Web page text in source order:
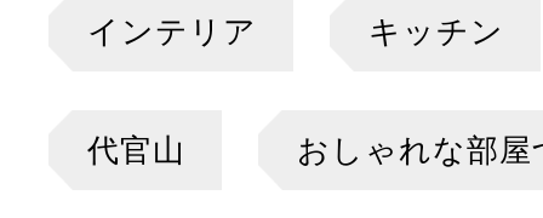
インテリア キッチン
代官山 おしゃれな部屋